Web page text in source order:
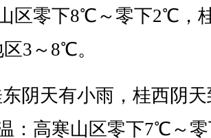
区零下8℃～零下2℃，
3～8℃。
阴天有小雨，桂西阴
：高寒山区零下7℃～